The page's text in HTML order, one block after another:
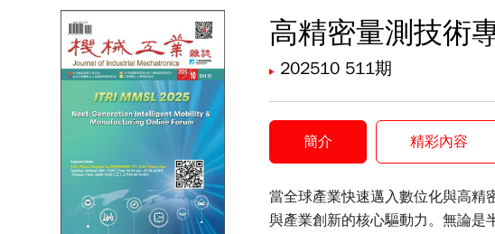
高精密量測技術
202510 511期
簡介 精彩內容
當全球產業快速邁入數位化與高精
與產業創新的核心驅動力。無論是